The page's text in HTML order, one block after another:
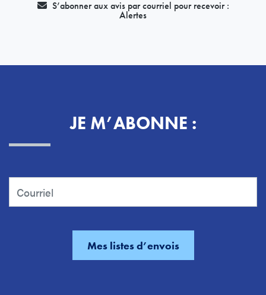
S’abonner aux avis par courriel pour recevoir :
Alertes
JE M’ABONNE :